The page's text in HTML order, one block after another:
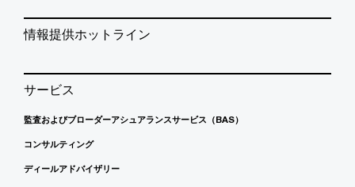
情報提供ホットライン
サービス
監査およびブローダーアシュアランスサービス（BAS）
コンサルティング
ディールアドバイザリー